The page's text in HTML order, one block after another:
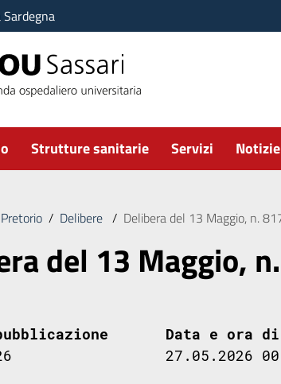
Strutture sanitarie Servizi Notizie
/ Delibere / Delibera del 13 Maggio, n.
del 13 Maggio,
Data e ora di
27.05.2026